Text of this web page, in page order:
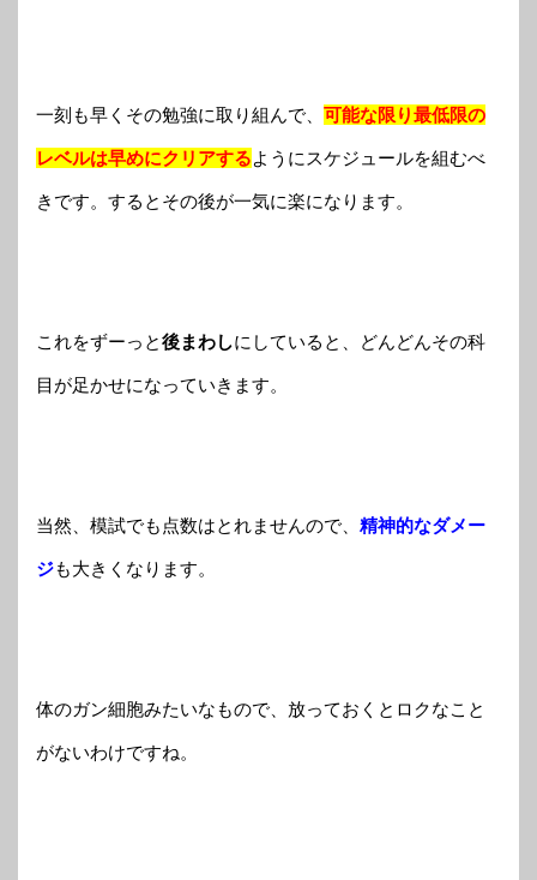
一刻も早くその勉強に取り組んで、 可能な限り最低限の
レベルは早めにクリアするようにスケジュールを組むべ
きです。するとその後が一気に楽になります。
これをずーっと後まわしにしていると、どんどんその科
目が足かせになっていきます。
当然、模試でも点数はとれませんので、 精神的なダメー
ジも大きくなります。
体のガン細胞みたいなもので、放っておくとロクなこと
がないわけですね。